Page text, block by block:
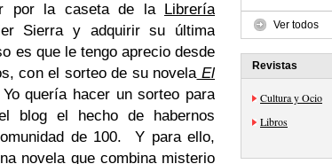
por la caseta de la Librería
Sierra y adquirir su última
es que le tengo aprecio desde
con el sorteo de su novelaEl
quería hacer un sorteo para
blog el hecho de habernos
de 100. Y para ello,
novela que combina misterio
Ver todos
Revistas
Cultura y Ocio
Libros